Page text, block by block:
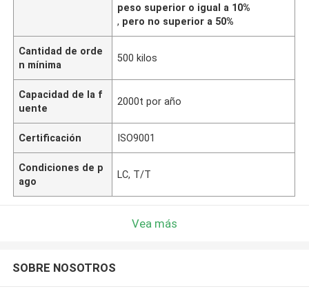
peso superior o igual a 10%
, pero no superior a 50%
Cantidad de orde
n mínima
500 kilos
Capacidad de la f
uente
2000t por año
Certificación ISO9001
Condiciones de p
ago
LC, T/T
Vea más
SOBRE NOSOTROS